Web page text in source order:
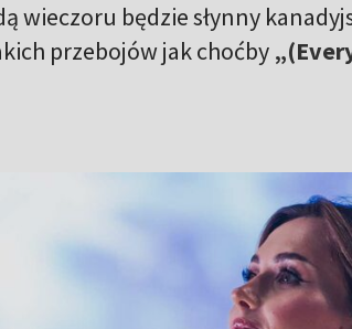
wieczoru będzie słynny
przebojów jak choćby